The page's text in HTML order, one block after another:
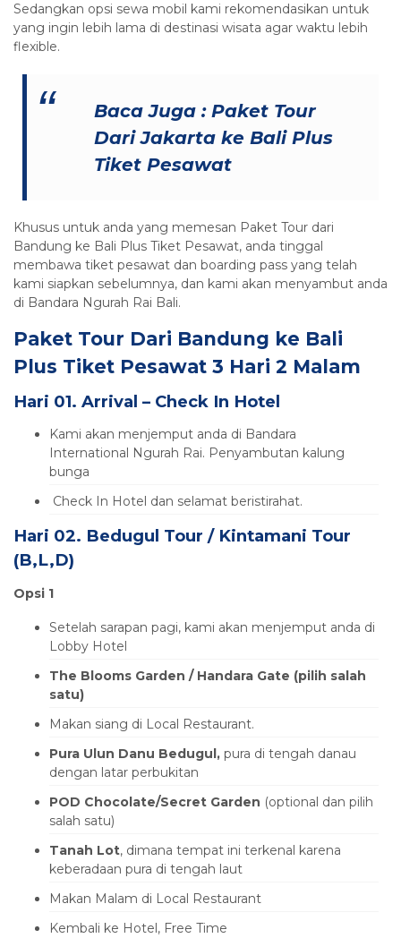
Sedangkan opsi sewa mobil kami rekomendasikan untuk
yang ingin lebih lama di destinasi wisata agar waktu lebih
flexible.
Baca Juga :Paket Tour
Dari Jakarta ke Bali Plus
Tiket Pesawat
Khusus untuk anda yang memesan Paket Tour dari
Bandung ke Bali Plus Tiket Pesawat, anda tinggal
membawa tiket pesawat dan boarding pass yang telah
kami siapkan sebelumnya, dan kami akan menyambut anda
di Bandara Ngurah Rai Bali.
Paket Tour Dari Bandung ke Bali
Plus Tiket Pesawat 3 Hari 2 Malam
Hari 01. Arrival – Check In Hotel
Kami akan menjemput anda di Bandara
International Ngurah Rai. Penyambutan kalung
bunga
Check In Hotel dan selamat beristirahat.
Hari 02. Bedugul Tour / Kintamani Tour
(B,L,D)
Opsi 1
Setelah sarapan pagi, kami akan menjemput anda di
Lobby Hotel
The Blooms Garden / Handara Gate (pilih salah
satu)
Makan siang di Local Restaurant.
Pura Ulun Danu Bedugul, pura di tengah danau
dengan latar perbukitan
POD Chocolate/Secret Garden (optional dan pilih
salah satu)
Tanah Lot, dimana tempat ini terkenal karena
keberadaan pura di tengah laut
Makan Malam di Local Restaurant
Kembali ke Hotel, Free Time